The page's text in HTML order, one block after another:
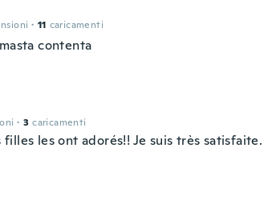
· 11 caricamenti
contenta
· 3 caricamenti
les ont adorés!! Je suis très satisfaite.